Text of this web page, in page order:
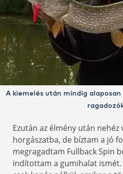
A kiemelés után mindig
Ezután az élmény után
horgászatba, de bíztam a jó
megragadtam Fullback Spin
indítottam a gumihalat ismét.